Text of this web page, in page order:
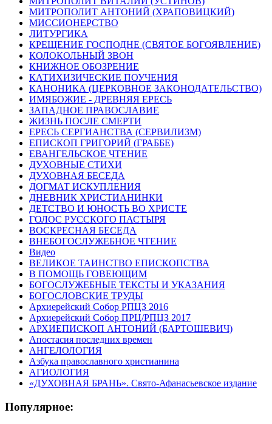
МИТРОПОЛИТ АНТОНИЙ (ХРАПОВИЦКИЙ)
МИССИОНЕРСТВО
ЛИТУРГИКА
КРЕЩЕНИЕ ГОСПОДНЕ (СВЯТОЕ БОГОЯВЛЕНИЕ)
КОЛОКОЛЬНЫЙ ЗВОН
КНИЖНОЕ ОБОЗРЕНИЕ
КАТИХИЗИЧЕСКИЕ ПОУЧЕНИЯ
КАНОНИКА (ЦЕРКОВНОЕ ЗАКОНОДАТЕЛЬСТВО)
ИМЯБОЖИЕ - ДРЕВНЯЯ ЕРЕСЬ
ЗАПАДНОЕ ПРАВОСЛАВИЕ
ЖИЗНЬ ПОСЛЕ СМЕРТИ
ЕРЕСЬ СЕРГИАНСТВА (СЕРВИЛИЗМ)
ЕПИСКОП ГРИГОРИЙ (ГРАББЕ)
ЕВАНГЕЛЬСКОЕ ЧТЕНИЕ
ДУХОВНЫЕ СТИХИ
ДУХОВНАЯ БЕСЕДА
ДОГМАТ ИСКУПЛЕНИЯ
ДНЕВНИК ХРИСТИАНИНКИ
ДЕТСТВО И ЮНОСТЬ ВО ХРИСТЕ
ГОЛОС РУССКОГО ПАСТЫРЯ
ВОСКРЕСНАЯ БЕСЕДА
ВНЕБОГОСЛУЖЕБНОЕ ЧТЕНИЕ
Видео
ВЕЛИКОЕ ТАИНСТВО ЕПИСКОПСТВА
В ПОМОЩЬ ГОВЕЮЩИМ
БОГОСЛУЖЕБНЫЕ ТЕКСТЫ И УКАЗАНИЯ
БОГОСЛОВСКИЕ ТРУДЫ
Архиерейский Собор РПЦЗ 2016
Архиерейский Собор ПРЦ/РПЦЗ 2017
АРХИЕПИСКОП АНТОНИЙ (БАРТОШЕВИЧ)
Апостасия последних времен
АНГЕЛОЛОГИЯ
Азбука православного христианина
АГИОЛОГИЯ
«ДУХОВНАЯ БРАНЬ». Свято-Афанасьевское издание
Популярное: